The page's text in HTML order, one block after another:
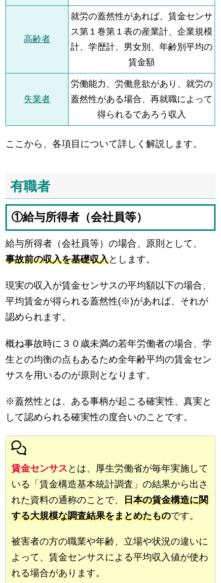
高齢者
就労の蓋然性があれば、賃金センサ
ス第１巻第１表の産業計、企業規模
計、学歴計、男女別、年齢別平均の
賃金額
失業者
労働能力、労働意欲があり、就労の
蓋然性がある場合、再就職によって
得られるであろう収入
ここから、各項目について詳しく解説します。
有職者
①給与所得者（会社員等）
給与所得者（会社員等）の場合、原則として、
事故前の収入を基礎収入とします。
現実の収入が賃金センサスの平均額以下の場合、
平均賃金が得られる蓋然性(※)があれば、それが
認められます。
概ね事故時に３０歳未満の若年労働者の場合、学
生との均衡の点もあるため全年齢平均の賃金セン
サスを用いるのが原則となります。
※蓋然性とは、ある事柄が起こる確実性、真実と
して認められる確実性の度合いのことです。
賃金センサスとは、厚生労働省が毎年実施して
いる「賃金構造基本統計調査」の結果から出さ
れた資料の通称のことで、日本の賃金構造に関
する大規模な調査結果をまとめたものです。
被害者の方の職業や年齢、立場や状況の違いに
よって、賃金センサスによる平均収入値が使わ
れる場合があります。